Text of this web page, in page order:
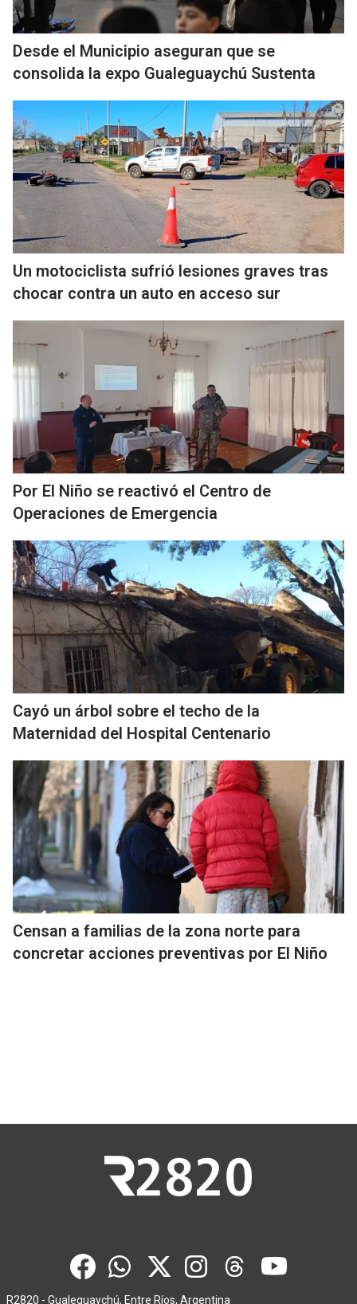
Desde el Municipio aseguran que se
consolida la expo Gualeguaychú Sustenta
Un motociclista sufrió lesiones graves tras
chocar contra un auto en acceso sur
Por El Niño se reactivó el Centro de
Operaciones de Emergencia
Cayó un árbol sobre el techo de la
Maternidad del Hospital Centenario
Censan a familias de la zona norte para
concretar acciones preventivas por El Niño
R2820 - Gualeguaychú, Entre Ríos, Argentina